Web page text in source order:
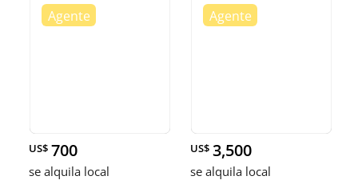
US$ 700
se alquila local
US$ 3,500
se alquila local